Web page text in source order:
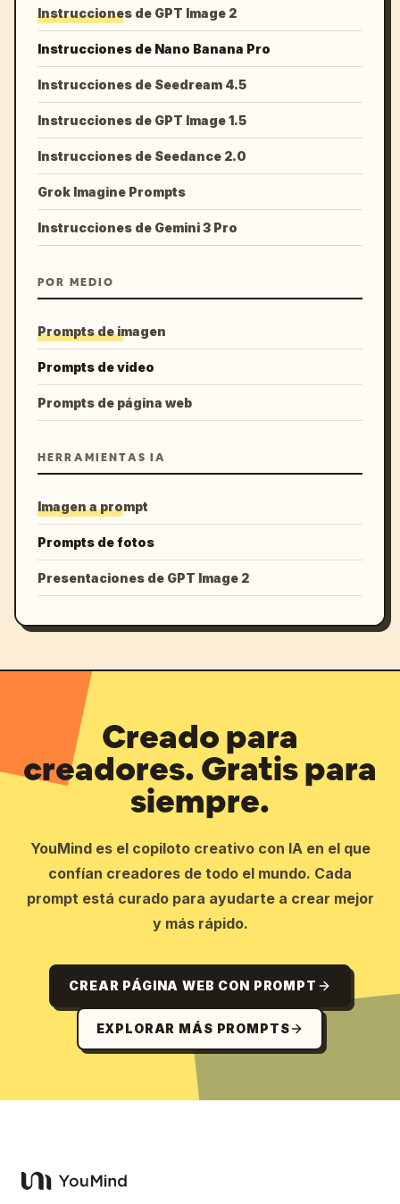
Instrucciones de GPT Image 2
Instrucciones de Nano Banana Pro
Instrucciones de Seedream 4.5
Instrucciones de GPT Image 1.5
Instrucciones de Seedance 2.0
Grok Imagine Prompts
Instrucciones de Gemini 3 Pro
POR MEDIO
Prompts de imagen
Prompts de video
Prompts de página web
HERRAMIENTAS IA
Imagen a prompt
Prompts de fotos
Presentaciones de GPT Image 2
Creado para
creadores. Gratis para
siempre.
YouMind es el copiloto creativo con IA en el que
confían creadores de todo el mundo. Cada
prompt está curado para ayudarte a crear mejor
y más rápido.
CREAR PÁGINA WEB CON PROMPT
EXPLORAR MÁS PROMPTS